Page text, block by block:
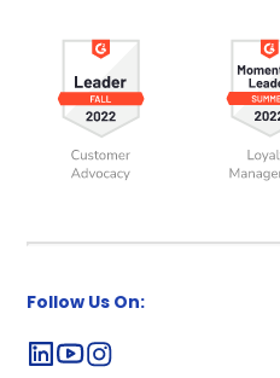
Follow Us On: